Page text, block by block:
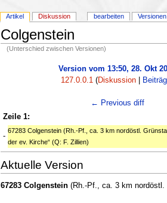
Colgenstein
(Unterschied zwischen Versionen)
Version vom 13:50, 28. Okt
127.0.0.1 (Diskussion
← Previous diff
Zeile 1:
-
67283 Colgenstein (Rh.-Pf., ca. 3 km nordöstl.
der ev. Kirche“ (Q: F. Zillien)
Aktuelle Version
67283 Colgenstein(Rh.-Pf., ca. 3 km nordöstl.
Artikel Diskussion bearbeiten Versionen